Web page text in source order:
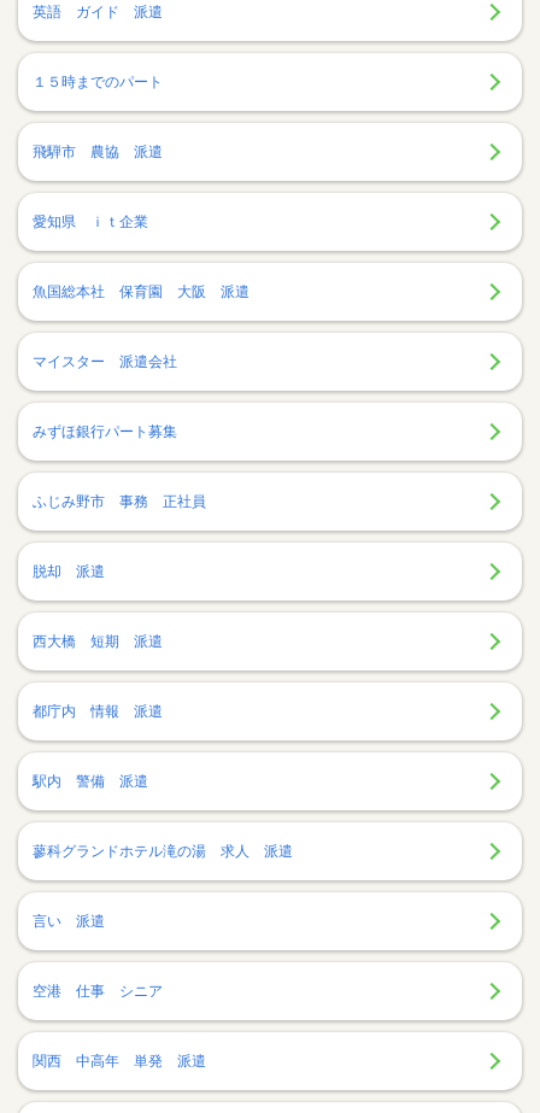
英語 ガイド 派遣
１５時までのパート
飛騨市 農協 派遣
愛知県 ｉｔ企業
魚国総本社 保育園 大阪 派遣
マイスター 派遣会社
みずほ銀行パート募集
ふじみ野市 事務 正社員
脱却 派遣
西大橋 短期 派遣
都庁内 情報 派遣
駅内 警備 派遣
蓼科グランドホテル滝の湯 求人 派遣
言い 派遣
空港 仕事 シニア
関西 中高年 単発 派遣